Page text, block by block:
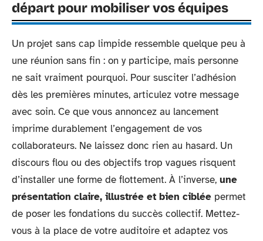
départ pour mobiliser vos équipes
Un projet sans cap limpide ressemble quelque peu à
une réunion sans fin : on y participe, mais personne
ne sait vraiment pourquoi. Pour susciter l’adhésion
dès les premières minutes, articulez votre message
avec soin. Ce que vous annoncez au lancement
imprime durablement l’engagement de vos
collaborateurs. Ne laissez donc rien au hasard. Un
discours flou ou des objectifs trop vagues risquent
d’installer une forme de flottement. À l’inverse, une
présentation claire, illustrée et bien ciblée permet
de poser les fondations du succès collectif. Mettez-
vous à la place de votre auditoire et adaptez vos